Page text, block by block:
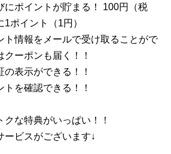
ポイントが貯まる！ 100円（税
ポイント（1円）
情報をメールで受け取ることがで
ーポンも届く！！
表示ができる！！
を確認できる！！
な特典がいっぱい！！
ービスがございます↓